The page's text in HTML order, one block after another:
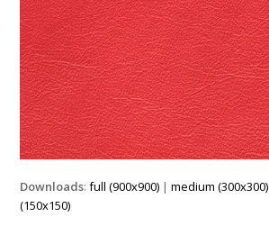
Downloads:full (900x900) |medium (300x300)
(150x150)